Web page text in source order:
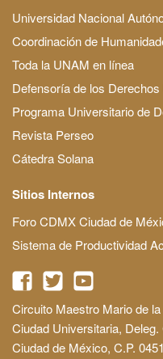
Universidad Nacional
Coordinación de
Toda la UNAM en línea
Defensoría de los
Programa Universitario de
Revista Perseo
Cátedra Solana
Sitios Internos
Foro CDMX Ciudad de
Sistema de Productividad
Circuito Maestro Mario de
Ciudad Universitaria,
Ciudad de México, C.P.